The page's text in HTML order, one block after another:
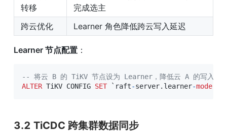
转移
完成选主
跨云优化
Learner 角色降低跨云写入延迟
Learner 节点配置 ：
-- 将云 B 的 TiKV 节点设为 Learner，降低云 A 的写入延
ALTER TiKV CONFIG SET ` raft-server. learner-mode
3.2 TiCDC 跨集群数据同步